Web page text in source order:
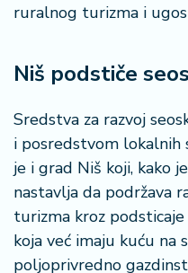
ruralnog turizma i
Niš podstiče
Sredstva za razvoj
i posredstvom lokalnih
je i grad Niš koji, kako
nastavlja da podržava
turizma kroz
koja već imaju kuću na
poljoprivredno